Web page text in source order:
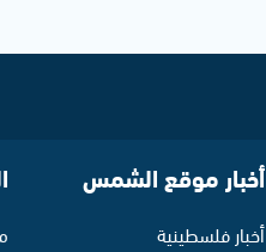
أخبار موقع الشمس
أخبار فلسطينية